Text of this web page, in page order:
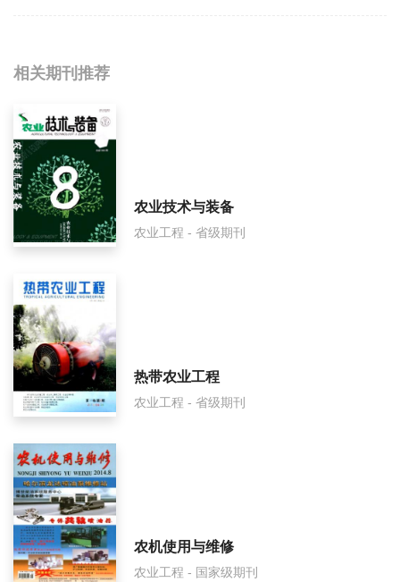
相关提问
江西农业学报影响因子是多少？
江西农业学报怎么样？
江西农业学报面费如何收取？
江西农业学报是什么级别刊物？
江西农业学报是国家级期刊吗？
相关期刊推荐
农业技术与装备
农业工程 - 省级期刊
热带农业工程
农业工程 - 省级期刊
农机使用与维修
农业工程 - 国家级期刊